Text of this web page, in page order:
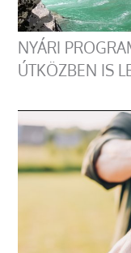
NYÁRI
ÚTKÖZBEN IS